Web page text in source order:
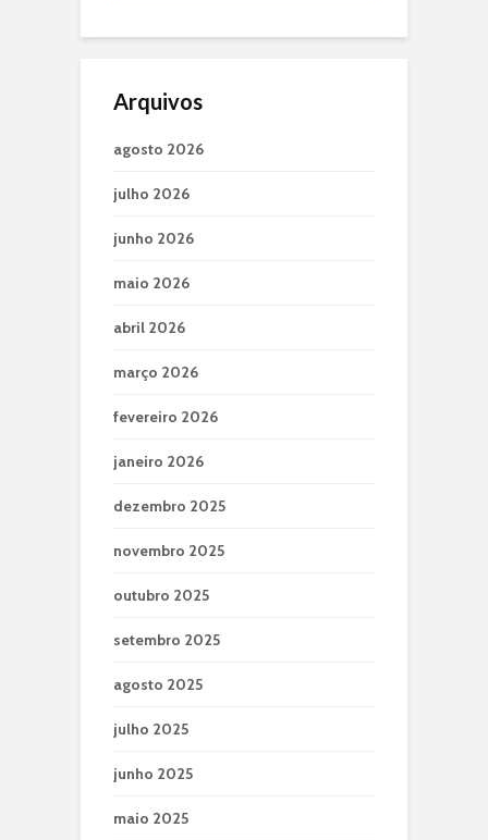
Arquivos
agosto 2026
julho 2026
junho 2026
maio 2026
abril 2026
março 2026
fevereiro 2026
janeiro 2026
dezembro 2025
novembro 2025
outubro 2025
setembro 2025
agosto 2025
julho 2025
junho 2025
maio 2025